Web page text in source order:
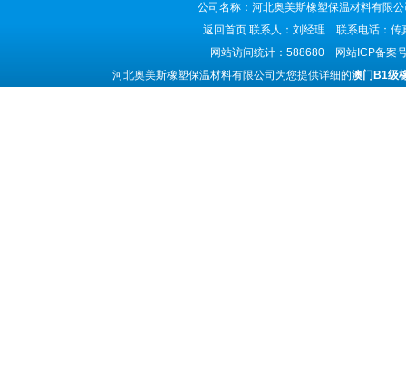
公司名称：河北奥美斯橡塑保温材料有
返回首页 联系人：刘经理 联系电话：
网站访问统计：588680 网站ICP备案
河北奥美斯橡塑保温材料有限公司为您提供详细的澳门B1级